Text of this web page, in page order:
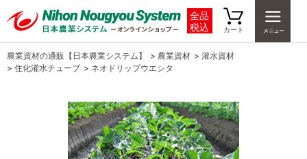
全品
税込
カート
農業資材の通販【日本農業システム】 > 農業資材 > 灌水資材
> 住化灌水チューブ > ネオドリップウエシタ